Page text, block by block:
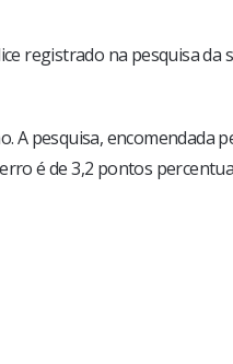
registrado na pesquisa da
A pesquisa, encomendada
é de 3,2 pontos